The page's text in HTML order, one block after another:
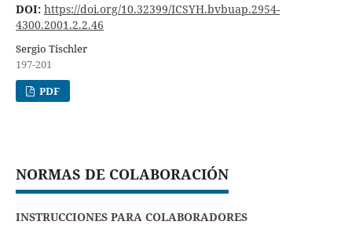
DOI: https://doi.org/10.32399/ICSYH.bvbuap.2954-
4300.2001.2.2.46
Sergio Tischler
197-201
PDF
NORMAS DE COLABORACIÓN
INSTRUCCIONES PARA COLABORADORES